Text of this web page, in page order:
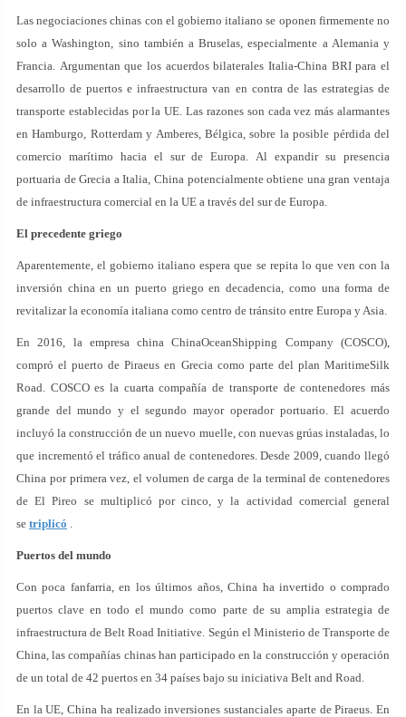
Las negociaciones chinas con el gobierno italiano se oponen firmemente no
solo a Washington, sino también a Bruselas, especialmente a Alemania y
Francia. Argumentan que los acuerdos bilaterales Italia-China BRI para el
desarrollo de puertos e infraestructura van en contra de las estrategias de
transporte establecidas por la UE. Las razones son cada vez más alarmantes
en Hamburgo, Rotterdam y Amberes, Bélgica, sobre la posible pérdida del
comercio marítimo hacia el sur de Europa. Al expandir su presencia
portuaria de Grecia a Italia, China potencialmente obtiene una gran ventaja
de infraestructura comercial en la UE a través del sur de Europa.
El precedente griego
Aparentemente, el gobierno italiano espera que se repita lo que ven con la
inversión china en un puerto griego en decadencia, como una forma de
revitalizar la economía italiana como centro de tránsito entre Europa y Asia.
En 2016, la empresa china ChinaOceanShipping Company (COSCO),
compró el puerto de Piraeus en Grecia como parte del plan MaritimeSilk
Road. COSCO es la cuarta compañía de transporte de contenedores más
grande del mundo y el segundo mayor operador portuario. El acuerdo
incluyó la construcción de un nuevo muelle, con nuevas grúas instaladas, lo
que incrementó el tráfico anual de contenedores. Desde 2009, cuando llegó
China por primera vez, el volumen de carga de la terminal de contenedores
de El Pireo se multiplicó por cinco, y la actividad comercial general
se triplicó .
Puertos del mundo
Con poca fanfarria, en los últimos años, China ha invertido o comprado
puertos clave en todo el mundo como parte de su amplia estrategia de
infraestructura de Belt Road Initiative. Según el Ministerio de Transporte de
China, las compañías chinas han participado en la construcción y operación
de un total de 42 puertos en 34 países bajo su iniciativa Belt and Road.
En la UE, China ha realizado inversiones sustanciales aparte de Piraeus. En